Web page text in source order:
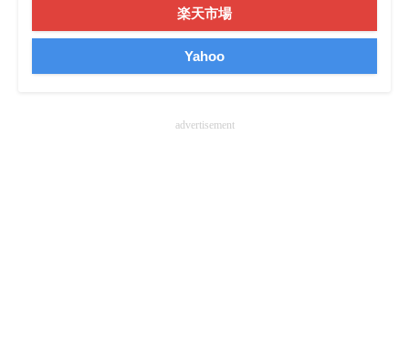
ちょっと気になるネットの話題
楽天市場
Yahoo
advertisement